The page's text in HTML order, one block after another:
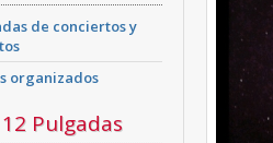
de conciertos y
organizados
Pulgadas